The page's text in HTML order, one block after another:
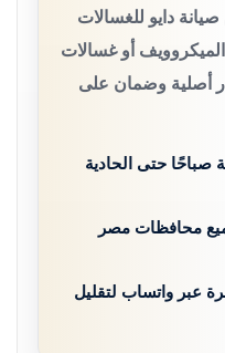
دايو للغسالات
الميكروويف أو غسالات
أصلية وضمان على
صباحًا حتى الحادية
محافظات مصر
عبر واتساب لتقليل